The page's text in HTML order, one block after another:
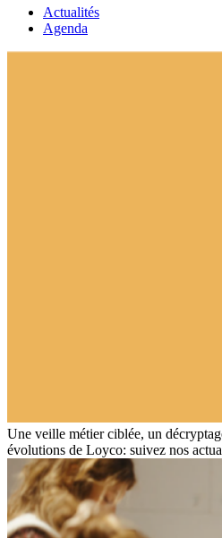
Actualités
Agenda
Une veille métier ciblée, un
évolutions de Loyco: suivez nos